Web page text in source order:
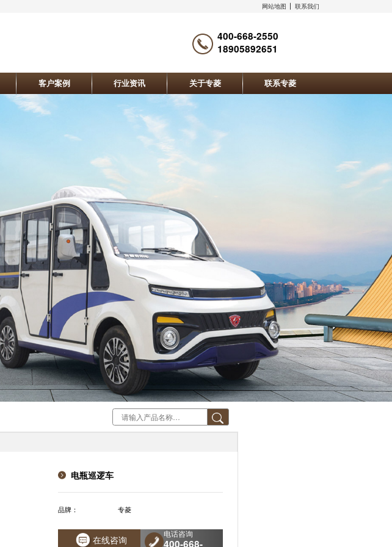
网站地图 联系我们
400-668-2550
18905892651
客户案例 行业资讯 关于专菱 联系专菱
电瓶巡逻车
品牌： 专菱
在线咨询
电话咨询
400-668-